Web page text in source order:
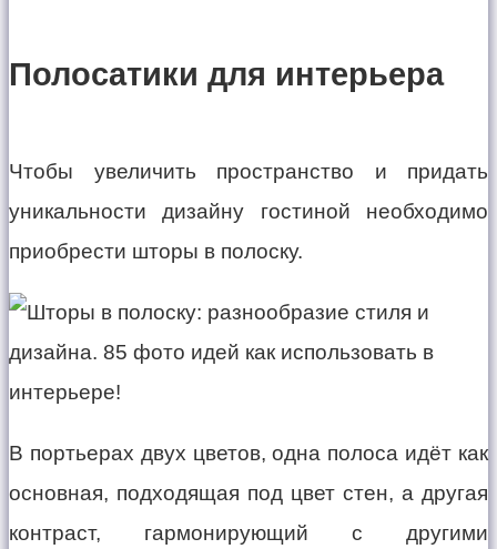
Полосатики для интерьера
Чтобы увеличить пространство и придать
уникальности дизайну гостиной необходимо
приобрести шторы в полоску.
В портьерах двух цветов, одна полоса идёт как
основная, подходящая под цвет стен, а другая
контраст, гармонирующий с другими